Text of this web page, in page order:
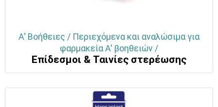
Α' Βοήθειες / Περιεχόμενα και αναλώσιμα για
φαρμακεία Α' βοηθειών /
Επίδεσμοι & Ταινίες στερέωσης